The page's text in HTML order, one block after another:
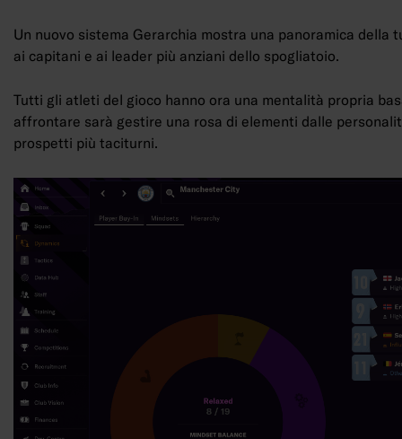
Un nuovo sistema Gerarchia mostra una panoramica della
ai capitani e ai leader più anziani dello spogliatoio.
Tutti gli atleti del gioco hanno ora una mentalità propria
affrontare sarà gestire una rosa di elementi dalle
prospetti più taciturni.